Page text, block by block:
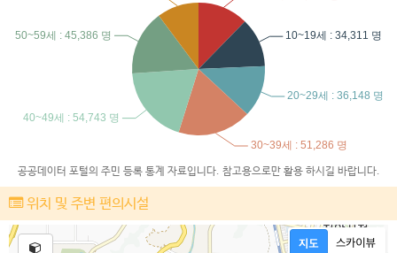
공공데이터 포털의 주민 등록 통계 자료입니다. 참고용으로만 활용 하시길 바랍니다.
위치 및 주변 편의시설